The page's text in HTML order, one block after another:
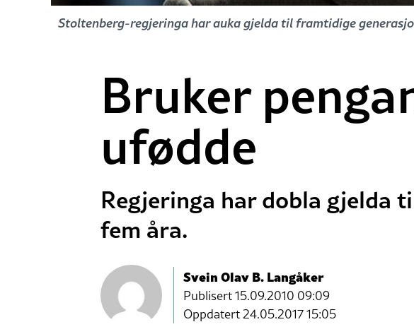
Stoltenberg-regjeringa har auka gjelda til framtidige
Bruker
ufødde
Regjeringa har dobla gjelda
fem åra.
Svein Olav B. Langåker
Publisert15.09.2010 09:09
Oppdatert 24.05.2017 15:05